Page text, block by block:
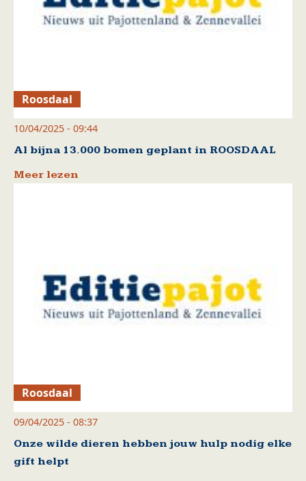
Roosdaal
10/04/2025 - 09:44
Al bijna 13.000 bomen geplant in ROOSDAAL
Meer lezen
Roosdaal
09/04/2025 - 08:37
Onze wilde dieren hebben jouw hulp nodig elke
gift helpt